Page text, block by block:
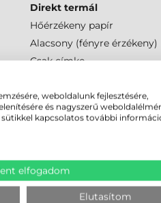
Direkt termál
Hőérzékeny papír
Alacsony (fényre érzékeny)
Csak címke
kiválasztásakor kritikus a
kezelni a 6,35 mm és 991
és egytranszmisszívszenzor
weboldalunk fejlesztésére,
és nagyszerű
sütikkel kapcsolatos további
elfogadom
Elutasítom